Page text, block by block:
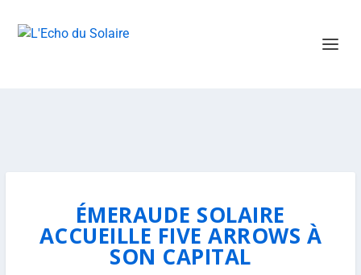
ÉMERAUDE SOLAIRE
ACCUEILLE FIVE ARROWS À
SON CAPITAL